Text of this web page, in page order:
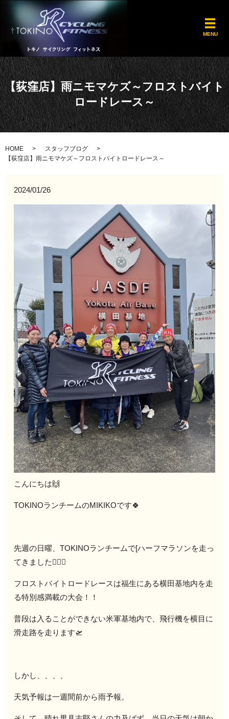
MENU
【荻窪店】雨ニモマケズ～フロストバイト
ロードレース～
HOME
スタッフブログ
【荻窪店】雨ニモマケズ～フロストバイトロードレース～
2024/01/26
こんにちは🙌
TOKINOランチームのMIKIKOです🍀
先週の日曜、TOKINOランチームで[ハーフマラソンを走っ
てきました🏃‍♂️✨
フロストバイトロードレースは福生にある横田基地内を走
る特別感満載の大会！！
普段は入ることができない米軍基地内で、飛行機を横目に
滑走路を走ります🛫
しかし、、、、
天気予報は一週間前から雨予報。